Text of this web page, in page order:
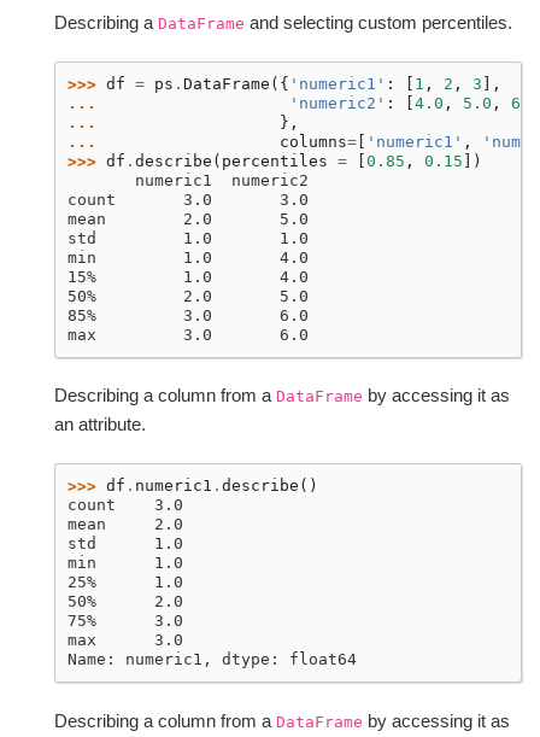
Describing a DataFrame and selecting custom percentiles.
>>> df = ps . DataFrame ({ 'numeric1' : [ 1 , 2 , 3 ],
...
'numeric2' : [4.0 , 5.0 ,
6.0
...
},
...
columns= [ 'numeric1' ,
>>> df . describe ( percentiles = [0.85 , 0.15 ])
       numeric1  numeric2
count       3.0       3.0
mean        2.0       5.0
std         1.0       1.0
min         1.0       4.0
15%         1.0       4.0
50%         2.0       5.0
85%         3.0       6.0
max         3.0       6.0
Describing a column from a DataFrame by accessing it as
an attribute.
>>> df . numeric1 . describe ()
count    3.0
mean     2.0
std      1.0
min      1.0
25%      1.0
50%      2.0
75%      3.0
max      3.0
Name: numeric1, dtype: float64
Describing a column from a DataFrame by accessing it as